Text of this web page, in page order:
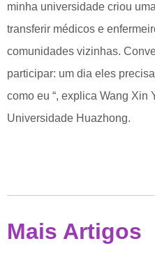
minha universidade criou
transferir médicos e
comunidades vizinhas.
participar: um dia eles
como eu “, explica Wang Xin
Universidade Huazhong.
Mais Artigos